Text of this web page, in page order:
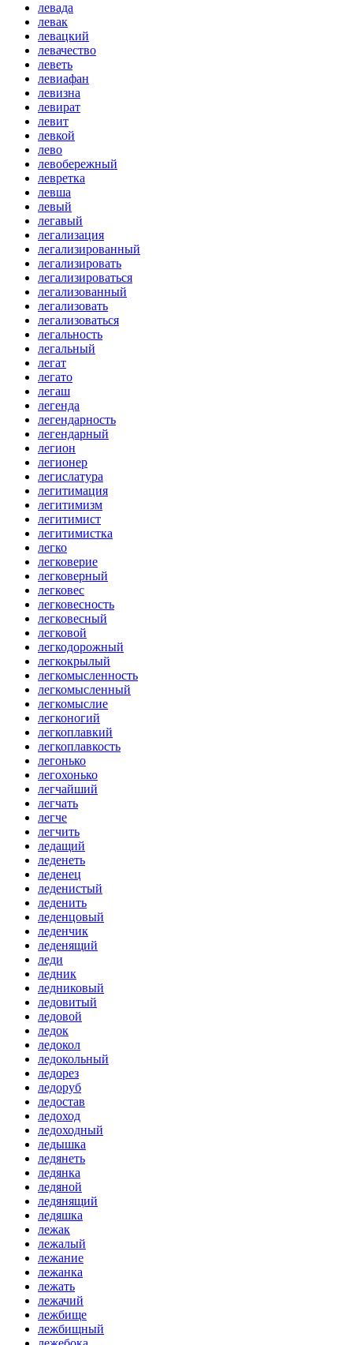
левада
левак
левацкий
левачество
леветь
левиафан
левизна
левират
левит
левкой
лево
левобережный
левретка
левша
левый
легавый
легализация
легализированный
легализировать
легализироваться
легализованный
легализовать
легализоваться
легальность
легальный
легат
легато
легаш
легенда
легендарность
легендарный
легион
легионер
легислатура
легитимация
легитимизм
легитимист
легитимистка
легко
легковерие
легковерный
легковес
легковесность
легковесный
легковой
легкодорожный
легкокрылый
легкомысленность
легкомысленный
легкомыслие
легконогий
легкоплавкий
легкоплавкость
легонько
легохонько
легчайший
легчать
легче
легчить
ледащий
леденеть
леденец
леденистый
леденить
леденцовый
леденчик
леденящий
леди
ледник
ледниковый
ледовитый
ледовой
ледок
ледокол
ледокольный
ледорез
ледоруб
ледостав
ледоход
ледоходный
ледышка
ледянеть
ледянка
ледяной
ледянящий
ледяшка
лежак
лежалый
лежание
лежанка
лежать
лежачий
лежбище
лежбищный